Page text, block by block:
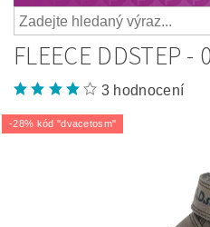
FLEECE DDSTEP -
3 hodnocení
-28% kód "dvacetosm"